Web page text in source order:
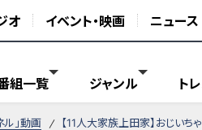
オ イベント・映画 ニュース
組一覧 ジャンル ト
ル」動画 【11人大家族上田家】おじいち